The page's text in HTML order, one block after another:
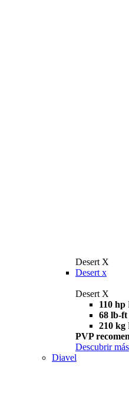
Desert X
Desert x
Desert X
110 hp
68 lb-ft
210 kg
PVP
Descubrir más
Diavel